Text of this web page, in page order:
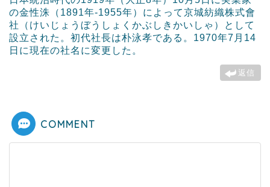
の金性洙（1891年-1955年）によって京城紡織株式會
社（けいじょうぼうしょくかぶしきかいしゃ）として
設立された。初代社長は朴泳孝である。1970年7月14
日に現在の社名に変更した。
返信
COMMENT